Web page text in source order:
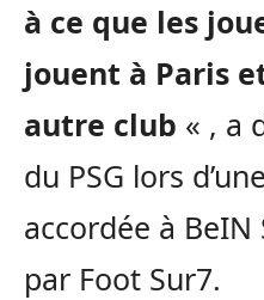
à ce que les
jouent à Paris
autre club « , a
du PSG lors
accordée à
par Foot Sur7.